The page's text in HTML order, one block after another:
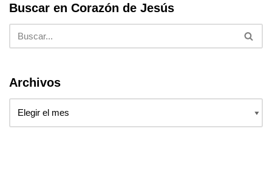
Buscar en Corazón de Jesús
Archivos